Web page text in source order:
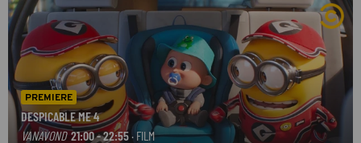
PREMIERE
DESPICABLE ME 4
VANAVOND 21:00 - 22:55 · FILM